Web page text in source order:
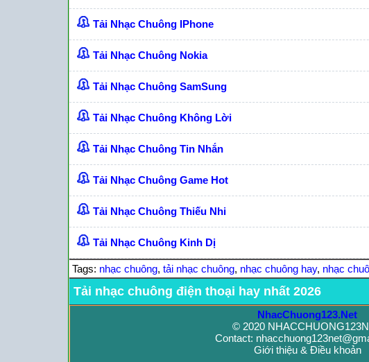
Tải Nhạc Chuông IPhone
Tải Nhạc Chuông Nokia
Tải Nhạc Chuông SamSung
Tải Nhạc Chuông Không Lời
Tải Nhạc Chuông Tin Nhắn
Tải Nhạc Chuông Game Hot
Tải Nhạc Chuông Thiếu Nhi
Tải Nhạc Chuông Kinh Dị
Tags: nhạc chuông, tải nhạc chuông, nhạc chuông hay, nhạc
Tải nhạc chuông điện thoại hay nhất 2026
NhacChuong123.Net
© 2020
Contact:
Giới thiệu & Điều khoản